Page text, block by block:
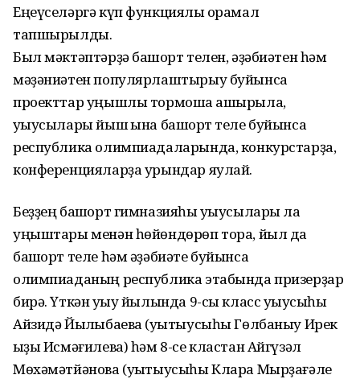
Еңеүселәргә күп функциялы ҡорамал
тапшырылды.
Был мәктәптәрҙә башҡорт телен, әҙәбиәтен һәм
мәҙәниәтен популярлаштырыу буйынса
проекттар уңышлы тормошҡа ашырыла,
уҡыусылары йыш ҡына башҡорт теле буйынса
республика олимпиадаларында, конкурстарҙа,
конференцияларҙа урындар яулай.
Беҙҙең башҡорт гимназияһы уҡыусылары ла
уңыштары менән һөйөндөрөп тора, йыл да
башҡорт теле һәм әҙәбиәте буйынса
олимпиаданың республика этабында призерҙар
бирә. Үткән уҡыу йылында 9-сы класс уҡыусыһы
Айзидә Йылҡыбаева (уҡытыусыһы Гөлбаныу Ирек
ҡыҙы Исмәғилева) һәм 8-се кластан Айгүзәл
Мөхәмәтйәнова (уҡытыусыһы Клара Мырҙағәле